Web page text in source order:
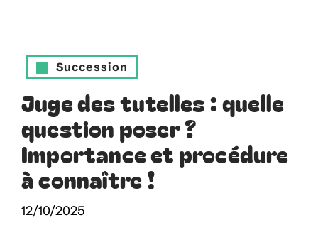
Succession
Juge des tutelles : quelle
question poser ?
Importance et procédure
à connaître !
12/10/2025